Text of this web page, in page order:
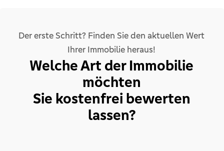
Der erste Schritt? Finden Sie den aktuellen Wert
Ihrer Immobilie heraus!
Welche Art der Immobilie
möchten
Sie kostenfrei bewerten
lassen?